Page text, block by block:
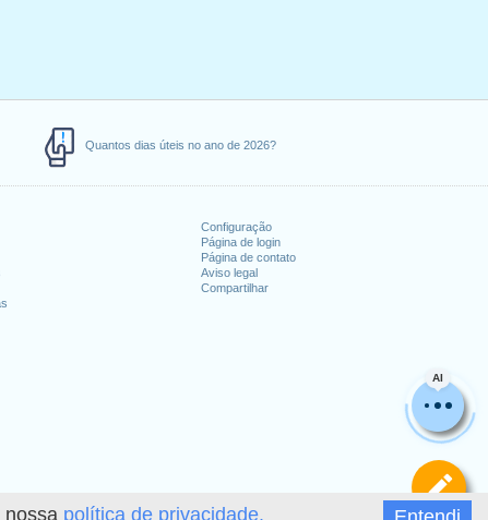
política de privacidade.
Quantos dias úteis no ano de 2026?
Configuração
Página de login
Página de contato
Aviso legal
Compartilhar
AI